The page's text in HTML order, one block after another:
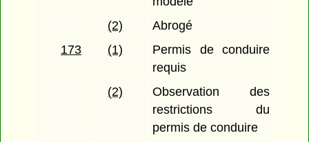
(2)
Abrogé
173
(1)
Permis de conduire
requis
(2)
Observation des
restrictions du
permis de conduire